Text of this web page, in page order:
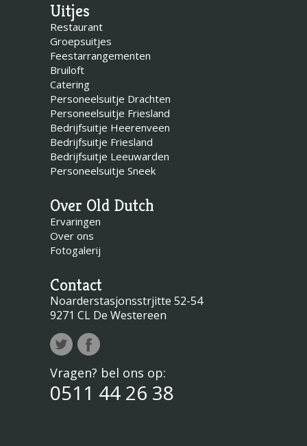
Uitjes
Restaurant
Groepsuitjes
Feestarrangementen
Bruiloft
Catering
Personeelsuitje Drachten
Personeelsuitje Friesland
Bedrijfsuitje Heerenveen
Bedrijfsuitje Friesland
Bedrijfsuitje Leeuwarden
Personeelsuitje Sneek
Over Old Dutch
Ervaringen
Over ons
Fotogalerij
Contact
Noarderstasjonsstrjitte 52-54
9271 CL De Westereen
Vragen? bel ons op:
0511 44 26 38